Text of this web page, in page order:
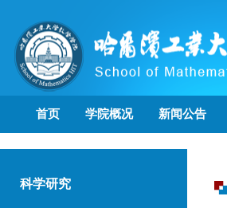
首页 学院概况 新闻公告
科学研究